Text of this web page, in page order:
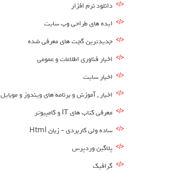
دانلود نرم افزار
ایده های طراحی وب سایت
جدیدترین گجت های معرفی شده
اخبار فناوری اطلاعات و عمومی
اخبار سایت
اخبار , آموزش و برنامه های ویندوز و موبایل
معرفی کتاب های IT و کامپیوتر
ساده ولی کاربردی – زبان Html
پلاگین وردپرس
گرافیک